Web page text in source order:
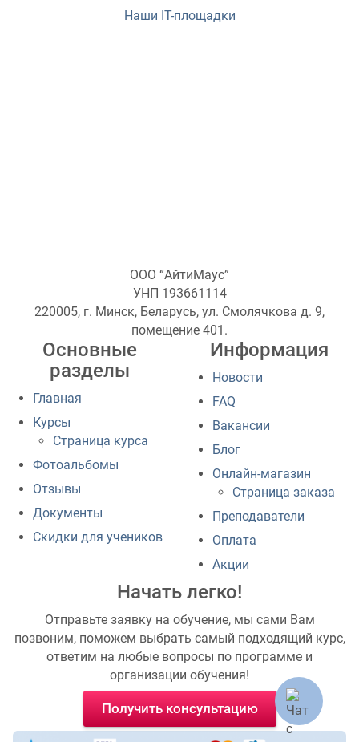
Наши IT-площадки
ООО “АйтиМаус”
УНП 193661114
220005, г. Минск, Беларусь, ул. Смолячкова д. 9,
помещение 401.
Основные
разделы
Главная
Курсы
Страница курса
Фотоальбомы
Отзывы
Документы
Скидки для учеников
Информация
Новости
FAQ
Вакансии
Блог
Онлайн-магазин
Страница заказа
Преподаватели
Оплата
Акции
Начать легко!
Отправьте заявку на обучение, мы сами Вам
позвоним, поможем выбрать самый подходящий курс,
ответим на любые вопросы по программе и
организации обучения!
Получить консультацию